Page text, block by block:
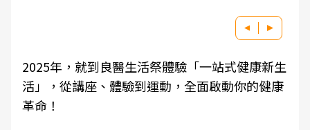
2025年，就到良醫生活祭體驗「一站式健康新生
活」，從講座、體驗到運動，全面啟動你的健康
革命！